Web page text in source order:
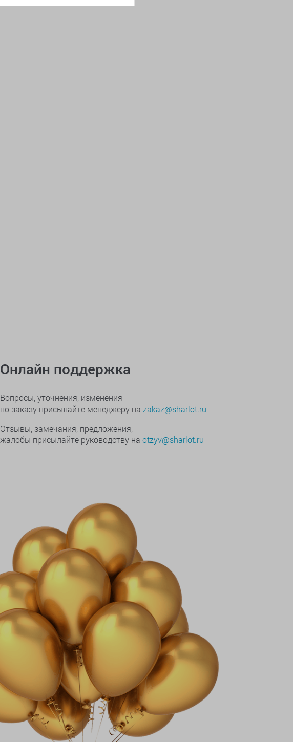
Онлайн поддержка
Вопросы, уточнения, изменения
по заказу присылайте менеджеру на zakaz@sharlot.ru
Отзывы, замечания, предложения,
жалобы присылайте руководству на otzyv@sharlot.ru